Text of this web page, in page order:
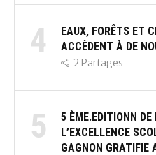
4
EAUX, FORÊTS ET
ACCÈDENT À DE
2 Partages
5
5 ÈME.EDITIONN DE
L’EXCELLENCE
GAGNON GRATIFIE